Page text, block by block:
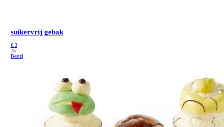
suikervrij gebak
€ 3
75
Bestel